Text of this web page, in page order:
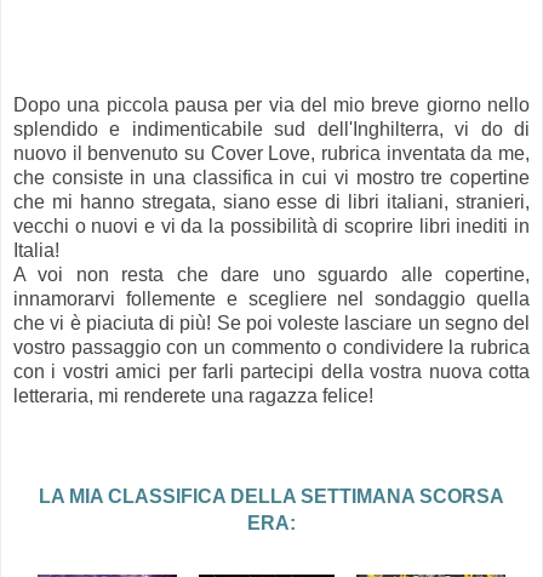
Dopo una piccola pausa per via del mio breve giorno nello
splendido e indimenticabile sud dell'Inghilterra, vi do di
nuovo il benvenuto su Cover Love, rubrica inventata da me,
che consiste in una classifica in cui vi mostro tre copertine
che mi hanno stregata, siano esse di libri italiani, stranieri,
vecchi o nuovi e vi da la possibilità di scoprire libri inediti in
Italia!
A voi non resta che dare uno sguardo alle copertine,
innamorarvi follemente e scegliere nel sondaggio quella
che vi è piaciuta di più! Se poi voleste lasciare un segno del
vostro passaggio con un commento o condividere la rubrica
con i vostri amici per farli partecipi della vostra nuova cotta
letteraria, mi renderete una ragazza felice!
LA MIA CLASSIFICA DELLA SETTIMANA SCORSA
ERA: